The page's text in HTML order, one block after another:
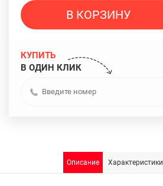
В КОРЗИНУ
КУПИТЬ
В ОДИН КЛИК
Описание Характеристики